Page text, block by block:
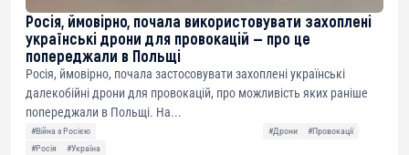
Росія, ймовірно, почала використовувати захоплені
українські дрони для провокацій — про це
попереджали в Польщі
Росія, ймовірно, почала застосовувати захоплені українські
далекобійні дрони для провокацій, про можливість яких раніше
попереджали в Польщі. На...
#Війна з Росією #Дрони
#Провокації
#Росія
#Україна